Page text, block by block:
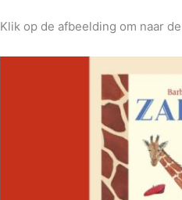
Klik op de afbeelding om naar